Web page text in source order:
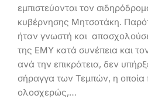
εμπιστεύονται τον
κυβέρνησης Μητσοτάκη.
ήταν γνωστή και
της ΕΜΥ κατά συνέπεια και
ανά την επικράτεια, δεν
σήραγγα των Τεμπών, η οποία
ολοσχερώς,…